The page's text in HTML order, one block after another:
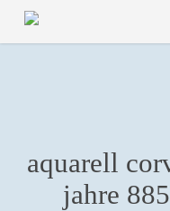
Skip
aquarell
jahre